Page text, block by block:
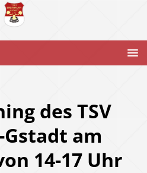
des TSV
am
14-17 Uhr